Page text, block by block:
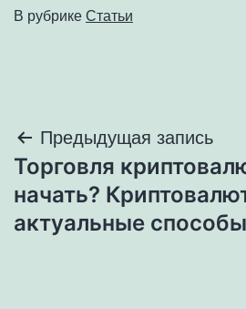
В рубрикеСтатьи
Навигация
по
записям
Предыдущая запись
Торговля
начать?
актуальные